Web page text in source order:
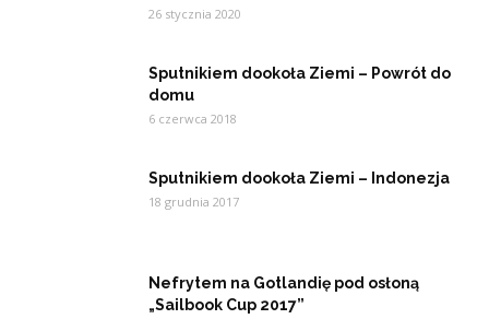
26 stycznia 2020
Sputnikiem dookoła Ziemi – Powrót do
domu
6 czerwca 2018
Sputnikiem dookoła Ziemi – Indonezja
18 grudnia 2017
Nefrytem na Gotlandię pod osłoną
„Sailbook Cup 2017”